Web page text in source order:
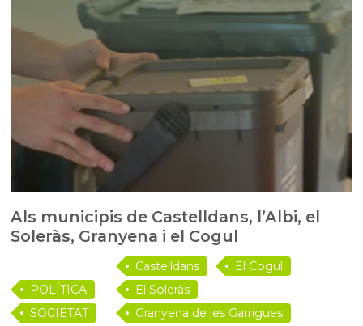
Als municipis de Castelldans, l’Albi, el
Soleràs, Granyena i el Cogul
POLÍTICA
SOCIETAT
Castelldans
El Cogul
El Soleràs
Granyena de les Garrigues